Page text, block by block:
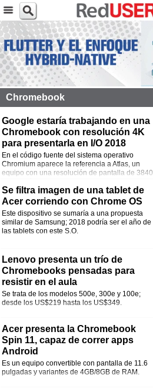
Chromebook
Google estaría trabajando en una
Chromebook con resolución 4K
para presentarla en I/O 2018
En el código fuente del sistema operativo
Chromium aparece la referencia a Atlas, un
equipo con una resolución de pantalla de 3840
Se filtra imagen de una tablet de
Acer corriendo con Chrome OS
Este dispositivo se sumaría a una propuesta
similar de Samsung; 2018 podría ser el año de
las tablets con este S.O.
Lenovo presenta un trío de
Chromebooks pensadas para
resistir en el aula
Se trata de los modelos 500e, 300e y 100e;
desde los US$219 hasta los US$349.
Acer presenta la Chromebook
Spin 11, capaz de correr apps
Android
Es un equipo convertible con pantalla de 11.6
pulgadas y variantes de 4GB/8GB de RAM.